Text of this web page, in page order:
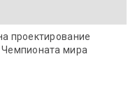
проектирование
мира